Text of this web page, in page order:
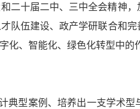
二十届二中、三中全会精神
队伍建设、政产学研联合和
、智能化、绿色化转型中
型案例、培养出一支学术